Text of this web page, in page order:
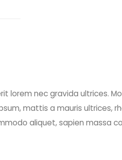
lorem nec gravida ultrices.
mattis a mauris ultrices,
aliquet, sapien massa